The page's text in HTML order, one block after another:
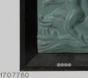
1707780